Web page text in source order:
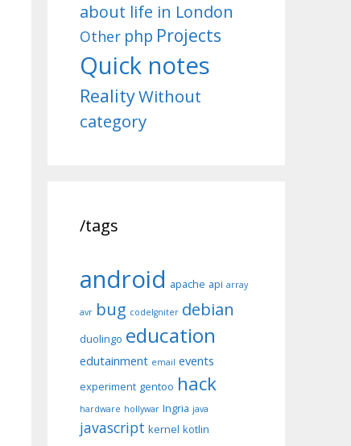
about life in London
Other php Projects
Quick notes
RealityWithout
category
/tags
android apache api array
avr bug codeIgniter debian
duolingo education
edutainment email events
experiment gentoo hack
hardware hollywar Ingria java
javascript kernel kotlin